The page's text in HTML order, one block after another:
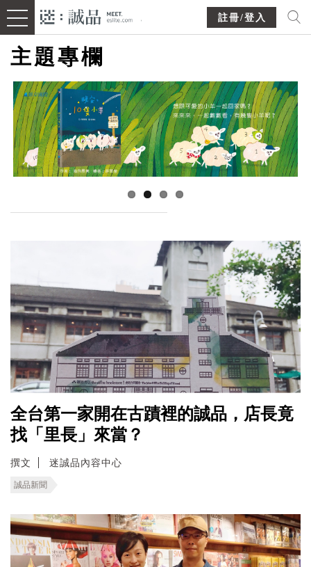
註冊/登入
主題專欄
全台第一家開在古蹟裡的誠品，店長竟
找「里長」來當？
撰文 迷誠品內容中心
誠品新聞